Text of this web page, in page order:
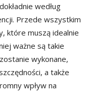
według
Przede wszystkim
które muszą idealnie
ważne są takie
wykonane,
a także
wpływ na